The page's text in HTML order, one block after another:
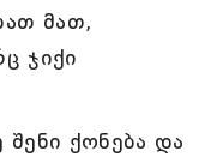
მათ,
ჯიქი
ქონება და